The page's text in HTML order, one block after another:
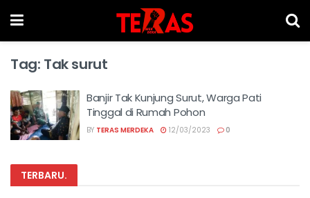
Tag: Tak surut
Banjir Tak Kunjung Surut, Warga Pati
Tinggal di Rumah Pohon
BY TERAS MERDEKA 12/03/2023 0
TERBARU.